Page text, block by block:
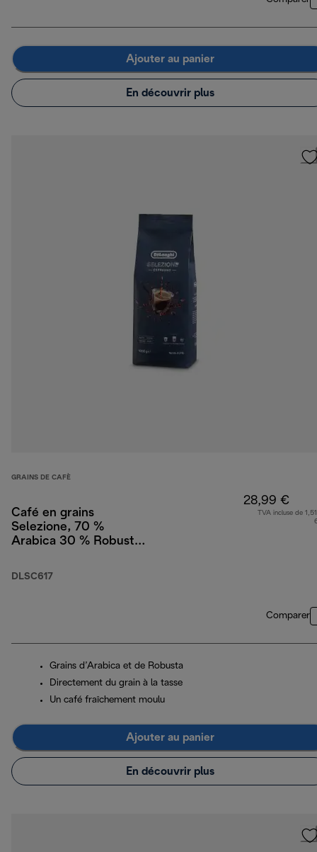
Ajouter au panier
En découvrir plus
GRAINS DE CAFÈ
Café en grains
Selezione, 70 %
Arabica 30 % Robusta,
DLSC617
28,99 €
TVA incluse de
Comparer
Grains d’Arabica et de Robusta
Directement du grain à la tasse
Un café fraîchement moulu
Ajouter au panier
En découvrir plus